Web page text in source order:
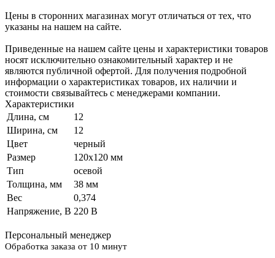
Цены в сторонних магазинах могут отличаться от тех, что
указаны на нашем на сайте.
Приведенные на нашем сайте цены и характеристики товаров
носят исключительно ознакомительный характер и не
являются публичной офертой. Для получения подробной
информации о характеристиках товаров, их наличии и
стоимости связывайтесь с менеджерами компании.
Характеристики
Длина, см
12
Ширина, см
12
Цвет
черный
Размер
120х120 мм
Тип
осевой
Толщина, мм
38 мм
Вес
0,374
Напряжение, В 220 В
Персональный менеджер
Обработка заказа от 10 минут